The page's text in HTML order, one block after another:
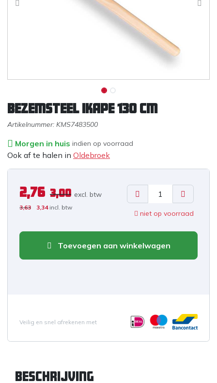
Bezemsteel IKAPE 130 cm
Artikelnummer: KMS7483500
Morgen in huis indien op voorraad
Ook af te halen in Oldebroek
2,76 3,00 excl. btw
3,63 3,34 incl. btw
niet op voorraad
Toevoegen aan winkelwagen
Veilig en snel afrekenen met
Beschrijving